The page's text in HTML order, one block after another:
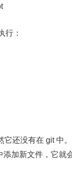
行：
还没有在 git 中
加新文件，它就